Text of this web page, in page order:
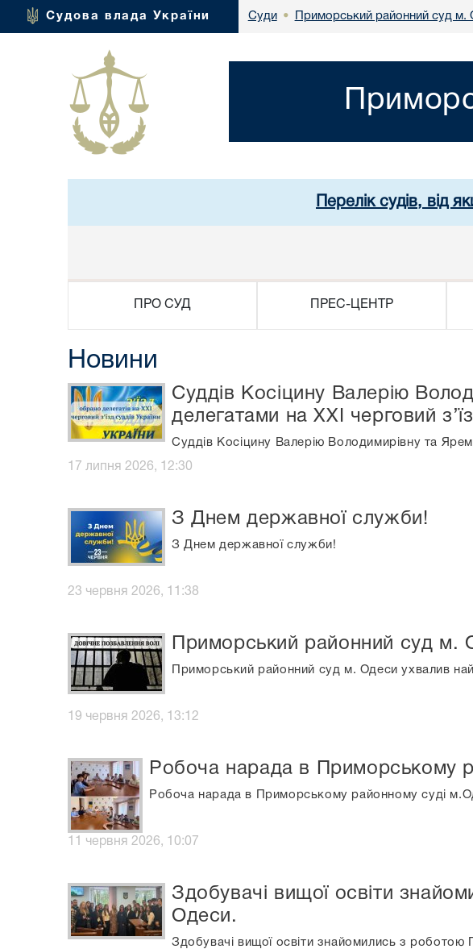
Судова влада України Суди • Приморський районний суд м.
Перелік судів, від
ПРО СУД ПРЕС-ЦЕНТР
Новини
Суддів Косіцину Валерію
делегатами на ХХІ черговий
Суддів Косіцину Валерію Володимирівну та
17 липня 2026, 12:30
З Днем державної служби!
З Днем державної служби!
23 червня 2026, 11:38
Приморський районний суд м.
Приморський районний суд м. Одеси ухвалив
19 червня 2026, 13:12
Робоча нарада в Приморському
Робоча нарада в Приморському районному суді
11 червня 2026, 10:07
Здобувачі вищої освіти
Одеси.
Здобувачі вищої освіти знайомились з